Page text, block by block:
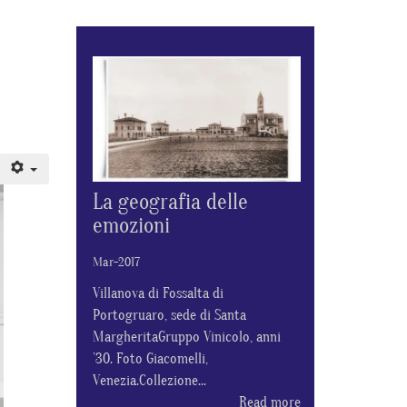
La geografia delle
emozioni
Mar-2017
Villanova di Fossalta di
Portogruaro, sede di Santa
MargheritaGruppo Vinicolo, anni
’30. Foto Giacomelli,
Venezia.Collezione...
Read more